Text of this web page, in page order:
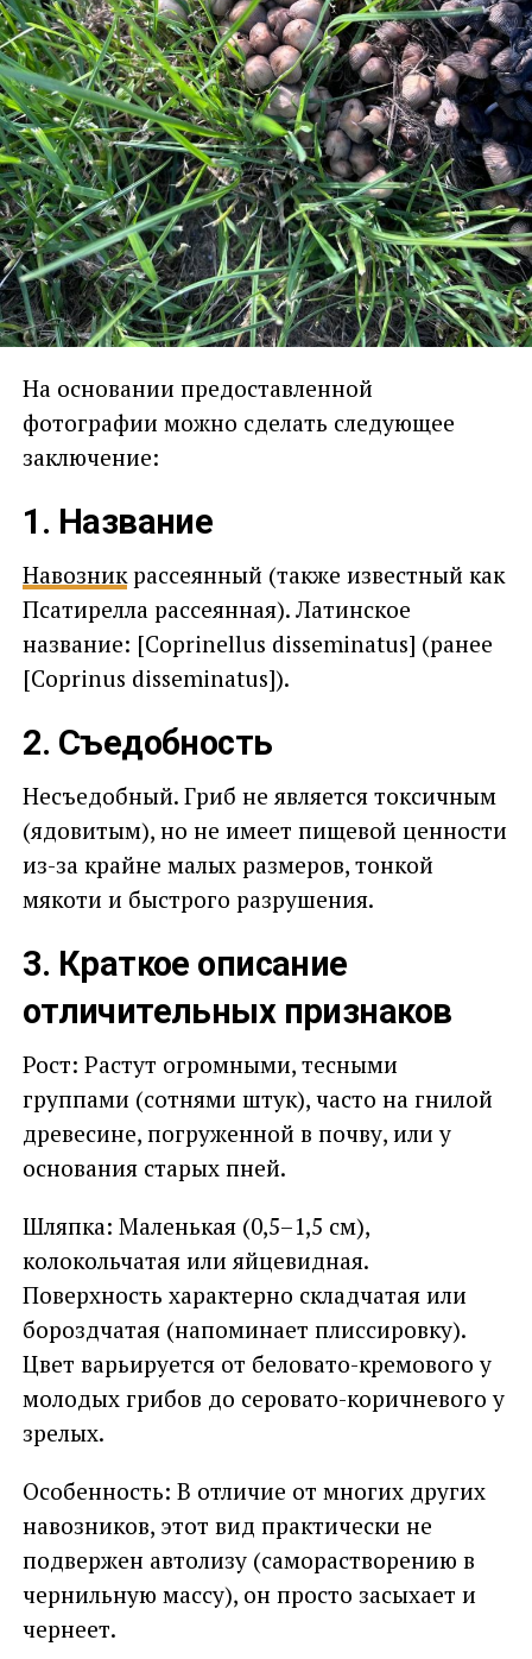
На основании предоставленной
фотографии можно сделать следующее
заключение:
1. Название
Навозникрассеянный (также известный как
Псатирелла рассеянная). Латинское
название: [Coprinellus disseminatus] (ранее
[Coprinus disseminatus]).
2. Съедобность
Несъедобный. Гриб не является токсичным
(ядовитым), но не имеет пищевой ценности
из-за крайне малых размеров, тонкой
мякоти и быстрого разрушения.
3. Краткое описание
отличительных признаков
Рост: Растут огромными, тесными
группами (сотнями штук), часто на гнилой
древесине, погруженной в почву, или у
основания старых пней.
Шляпка: Маленькая (0,5–1,5 см),
колокольчатая или яйцевидная.
Поверхность характерно складчатая или
бороздчатая (напоминает плиссировку).
Цвет варьируется от беловато-кремового у
молодых грибов до серовато-коричневого у
зрелых.
Особенность: В отличие от многих других
навозников, этот вид практически не
подвержен автолизу (саморастворению в
чернильную массу), он просто засыхает и
чернеет.